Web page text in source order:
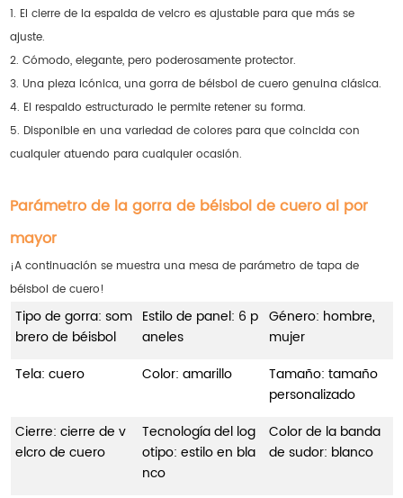
1. El cierre de la espalda de velcro es ajustable para que más se
ajuste.
2. Cómodo, elegante, pero poderosamente protector.
3. Una pieza icónica, una gorra de béisbol de cuero genuina clásica.
4. El respaldo estructurado le permite retener su forma.
5. Disponible en una variedad de colores para que coincida con
cualquier atuendo para cualquier ocasión.
Parámetro de la gorra de béisbol de cuero al por
mayor
¡A continuación se muestra una mesa de parámetro de tapa de
béisbol de cuero!
Tipo de gorra: som
brero de béisbol
Estilo de panel: 6 p
aneles
Género: hombre,
mujer
Tela: cuero
Color: amarillo
Tamaño: tamaño
personalizado
Cierre: cierre de v
elcro de cuero
Tecnología del log
otipo: estilo en bla
nco
Color de la banda
de sudor: blanco